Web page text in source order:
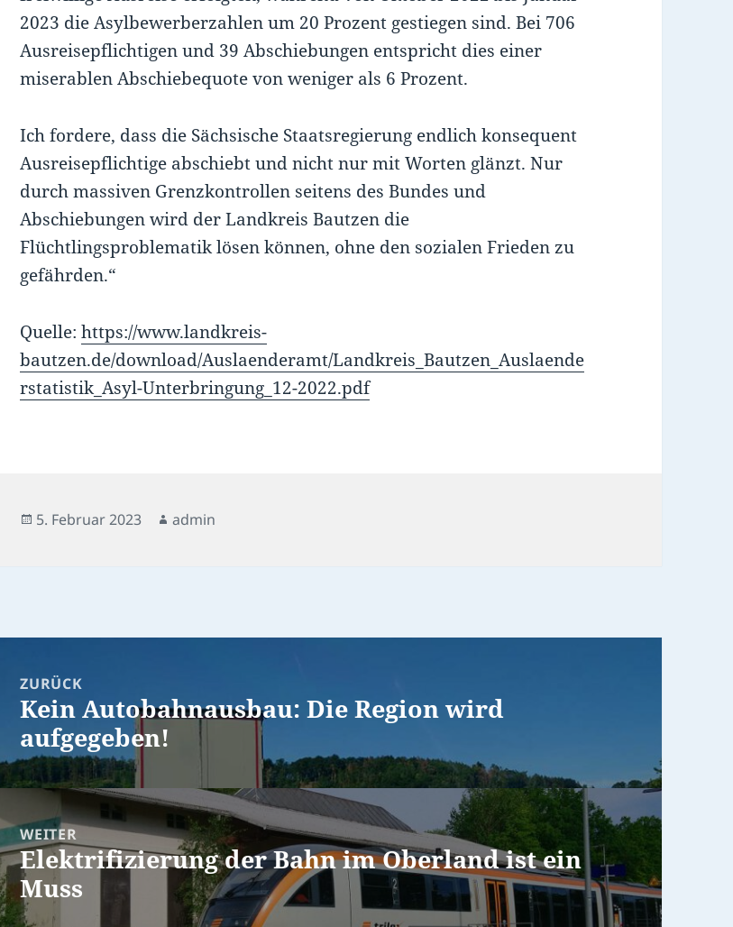
2023 die Asylbewerberzahlen um 20 Prozent gestiegen sind. Bei 706
Ausreisepflichtigen und 39 Abschiebungen entspricht dies einer
miserablen Abschiebequote von weniger als 6 Prozent.
Ich fordere, dass die Sächsische Staatsregierung endlich konsequent
Ausreisepflichtige abschiebt und nicht nur mit Worten glänzt. Nur
durch massiven Grenzkontrollen seitens des Bundes und
Abschiebungen wird der Landkreis Bautzen die
Flüchtlingsproblematik lösen können, ohne den sozialen Frieden zu
gefährden.“
Quelle:https://www.landkreis-
bautzen.de/download/Auslaenderamt/Landkreis_Bautzen_Auslaende
rstatistik_Asyl-Unterbringung_12-2022.pdf
Veröffentlicht
5. Februar 2023 Autor
admin
ZURÜCK
Vorheriger
Beitrag:
Kein Autobahnausbau: Die Region wird
aufgegeben!
WEITER
Nächster
Beitrag:
Elektrifizierung der Bahn im Oberland ist ein
Muss